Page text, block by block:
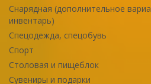
Снарядная (дополнительное
инвентарь)
Спецодежда, спецобувь
Спорт
Столовая и пищеблок
Сувениры и подарки